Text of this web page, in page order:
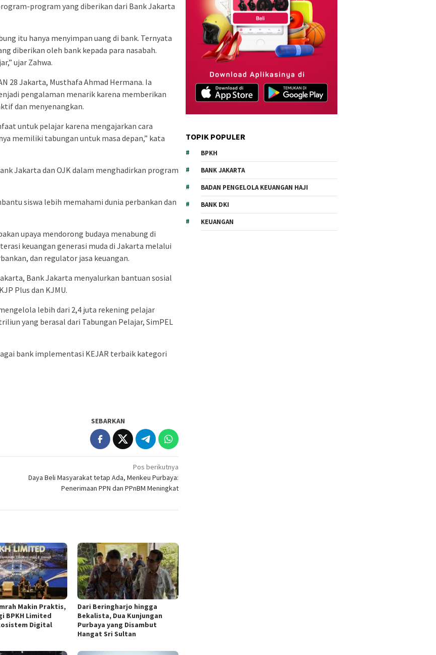
program yang diberikan dari Bank Jakarta
itu hanya menyimpan uang di bank. Ternyata
diberikan oleh bank kepada para nasabah.
ujar Zahwa.
28 Jakarta, Musthafa Ahmad Hermana. Ia
pengalaman menarik karena memberikan
dan menyenangkan.
untuk pelajar karena mengajarkan cara
memiliki tabungan untuk masa depan,” kata
Jakarta dan OJK dalam menghadirkan program
siswa lebih memahami dunia perbankan dan
upaya mendorong budaya menabung di
keuangan generasi muda di Jakarta melalui
dan regulator jasa keuangan.
Bank Jakarta menyalurkan bantuan sosial
Plus dan KJMU.
lebih dari 2,4 juta rekening pelajar
yang berasal dari Tabungan Pelajar, SimPEL
bank implementasi KEJAR terbaik kategori
SEBARKAN
Pos berikutnya
Daya Beli Masyarakat tetap Ada, Menkeu Purbaya:
Penerimaan PPN dan PPnBM Meningkat
Makin Praktis,
BPKH Limited
Digital
Dari Beringharjo hingga
Bekalista, Dua Kunjungan
Purbaya yang Disambut
Hangat Sri Sultan
TOPIK POPULER
BPKH
BANK JAKARTA
BADAN PENGELOLA KEUANGAN HAJI
BANK DKI
KEUANGAN